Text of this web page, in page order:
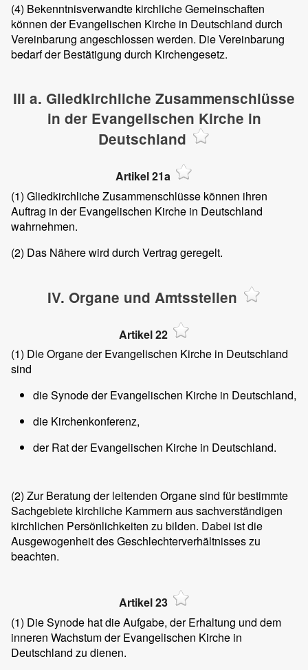
(4) Bekenntnisverwandte kirchliche Gemeinschaften
können der Evangelischen Kirche in Deutschland durch
Vereinbarung angeschlossen werden. Die Vereinbarung
bedarf der Bestätigung durch Kirchengesetz.
III a. Gliedkirchliche Zusammenschlüsse
in der Evangelischen Kirche in
Deutschland
Artikel 21a
(1) Gliedkirchliche Zusammenschlüsse können ihren
Auftrag in der Evangelischen Kirche in Deutschland
wahrnehmen.
(2) Das Nähere wird durch Vertrag geregelt.
IV. Organe und Amtsstellen
Artikel 22
(1) Die Organe der Evangelischen Kirche in Deutschland
sind
die Synode der Evangelischen Kirche in Deutschland,
die Kirchenkonferenz,
der Rat der Evangelischen Kirche in Deutschland.
(2) Zur Beratung der leitenden Organe sind für bestimmte
Sachgebiete kirchliche Kammern aus sachverständigen
kirchlichen Persönlichkeiten zu bilden. Dabei ist die
Ausgewogenheit des Geschlechterverhältnisses zu
beachten.
Artikel 23
(1) Die Synode hat die Aufgabe, der Erhaltung und dem
inneren Wachstum der Evangelischen Kirche in
Deutschland zu dienen.